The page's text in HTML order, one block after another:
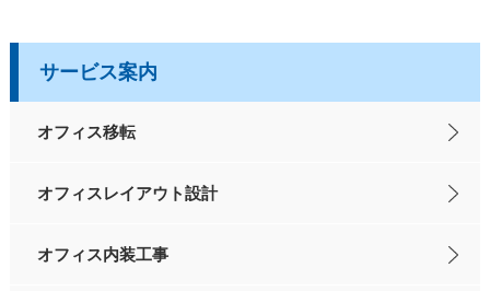
サービス案内
オフィス移転
オフィスレイアウト設計
オフィス内装工事